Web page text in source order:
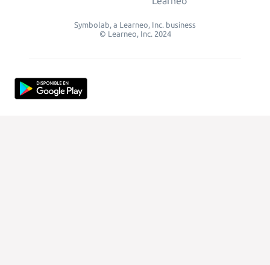
Symbolab, a Learneo, Inc. business
© Learneo, Inc. 2024